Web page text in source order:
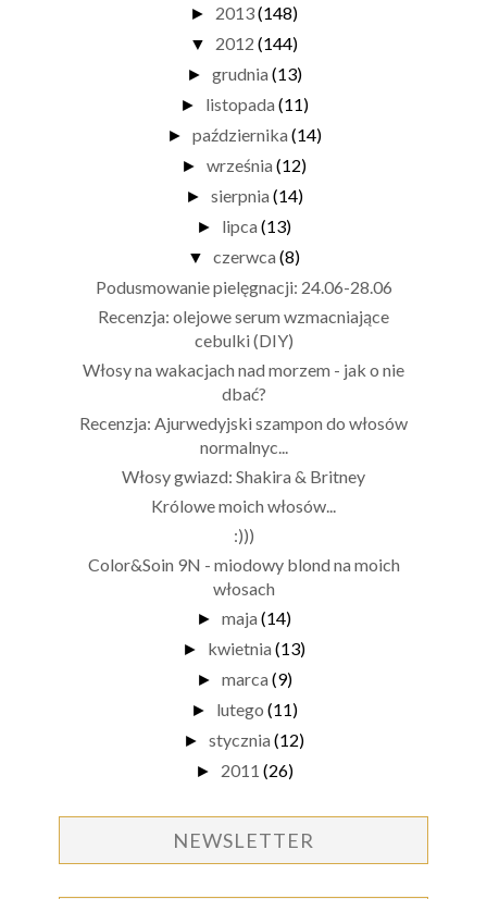
► 2013(148)
▼ 2012 (144)
► grudnia (13)
► listopada (11)
► października (14)
► września (12)
► sierpnia (14)
► lipca (13)
▼ czerwca (8)
Podusmowanie pielęgnacji: 24.06-28.06
Recenzja: olejowe serum wzmacniające
cebulki (DIY)
Włosy na wakacjach nad morzem - jak o nie
dbać?
Recenzja: Ajurwedyjski szampon do włosów
normalnyc...
Włosy gwiazd: Shakira & Britney
Królowe moich włosów...
:)))
Color&Soin 9N - miodowy blond na moich
włosach
► maja (14)
► kwietnia (13)
► marca (9)
► lutego (11)
► stycznia (12)
► 2011 (26)
NEWSLETTER